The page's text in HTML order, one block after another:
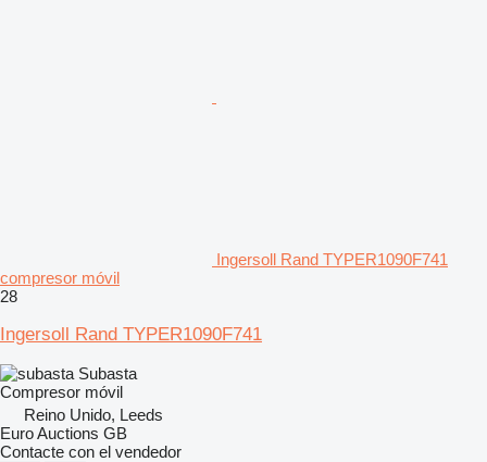
Ingersoll Rand TYPER1090F741
compresor móvil
28
Ingersoll Rand TYPER1090F741
Subasta
Compresor móvil
Reino Unido, Leeds
Euro Auctions GB
Contacte con el vendedor